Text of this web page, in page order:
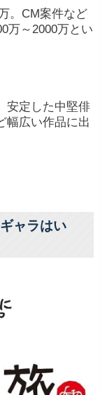
。CM案件など
万～2000万とい
安定した中堅俳
幅広い作品に出
ャラはい